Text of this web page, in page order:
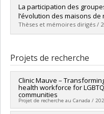
Diplômé(e) :Courval,
Cycle :Maîtrise
Diplôme obtenu :M. Sc.
Lien vers le document
La participation des
l’évolution des maisons
Thèses et mémoires dirigés /
Cycle : Maîtrise
Diplôme obtenu :M. Sc.
Lien vers le document
Projets de recherche
Clinic Mauve –
health workforce for
communities
Projet de recherche au Canada /